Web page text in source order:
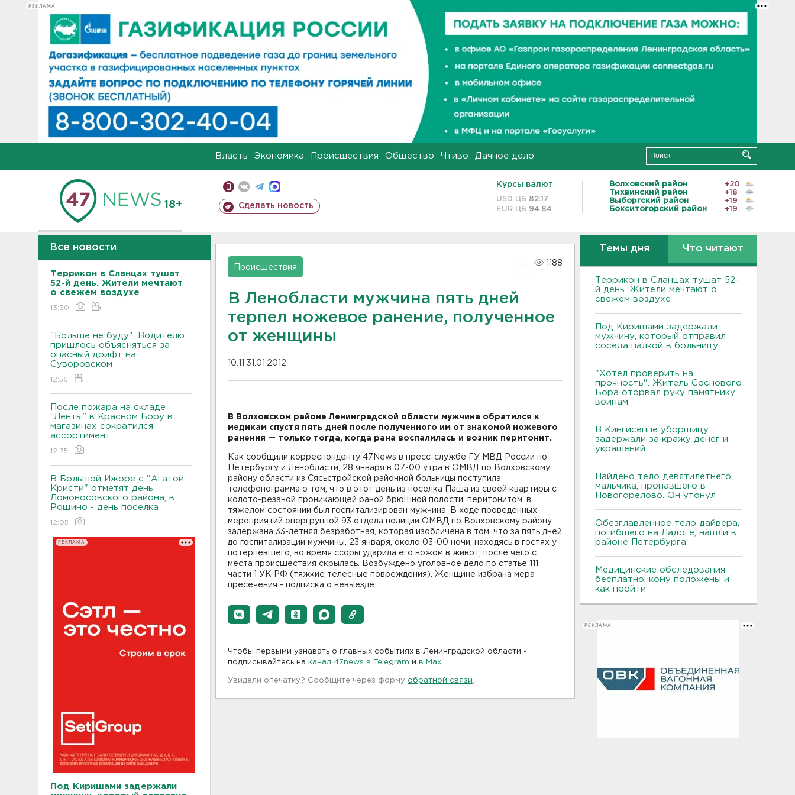
РЕКЛАМА
Власть Экономика Происшествия Общество Чтиво Дачное дело
18+ Сделать новость
Курсы валют
USD ЦБ 82.17
EUR ЦБ 94.84
Волховский район
+20
Тихвинский район
+18
Выборгский район
+19
Бокситогорский район
+19
Все новости
Террикон в Сланцах тушат
52-й день. Жители мечтают
о свежем воздухе
13:30
"Больше не буду". Водителю
пришлось объясняться за
опасный дрифт на
Суворовском
12:56
После пожара на складе
“Ленты” в Красном Бору в
магазинах сократился
ассортимент
12:35
В Большой Ижоре с "Агатой
Кристи" отметят день
Ломоносовского района, в
Рощино - день поселка
12:05
РЕКЛАМА
Под Киришами задержали
Происшествия
1188
В Ленобласти мужчина пять дней
терпел ножевое ранение, полученное
от женщины
10:11 31.01.2012
В Волховском районе Ленинградской области мужчина обратился к
медикам спустя пять дней после полученного им от знакомой ножевого
ранения — только тогда, когда рана воспалилась и возник перитонит.
Как сообщили корреспонденту 47News в пресс-службе ГУ МВД России по
Петербургу и Ленобласти, 28 января в 07-00 утра в ОМВД по Волховскому
району области из Сясьстройской районной больницы поступила
телефонограмма о том, что в этот день из поселка Паша из своей квартиры с
колото-резаной проникающей раной брюшной полости, перитонитом, в
тяжелом состоянии был госпитализирован мужчина. В ходе проведенных
мероприятий опергруппой 93 отдела полиции ОМВД по Волховскому району
задержана 33-летняя безработная, которая изобличена в том, что за пять дней
до госпитализации мужчины, 23 января, около 03-00 ночи, находясь в гостях у
потерпевшего, во время ссоры ударила его ножом в живот, после чего с
места происшествия скрылась. Возбуждено уголовное дело по статье 111
части 1 УК РФ (тяжкие телесные повреждения). Женщине избрана мера
пресечения - подписка о невыезде.
Чтобы первыми узнавать о главных событиях в Ленинградской области -
подписывайтесь на канал 47news в Telegram и в Maх
Увидели опечатку? Сообщите через форму обратной связи
Темы дня Что читают
Террикон в Сланцах тушат 52-
й день. Жители мечтают о
свежем воздухе
Под Киришами задержали
мужчину, который отправил
соседа палкой в больницу
"Хотел проверить на
прочность". Житель Соснового
Бора оторвал руку памятнику
воинам
В Кингисеппе уборщицу
задержали за кражу денег и
украшений
Найдено тело девятилетнего
мальчика, пропавшего в
Новогорелово. Он утонул
Обезглавленное тело дайвера,
погибшего на Ладоге, нашли в
районе Петербурга
Медицинские обследования
бесплатно: кому положены и
как пройти
РЕКЛАМА